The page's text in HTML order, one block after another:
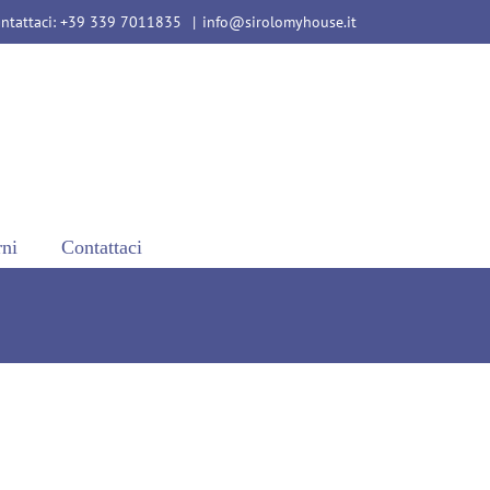
+39 339 7011835 | info@sirolomyhouse.it
Contattaci